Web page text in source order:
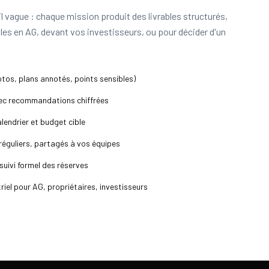
vague : chaque mission produit des livrables structurés,
en AG, devant vos investisseurs, ou pour décider d'un
plans annotés, points sensibles)
recommandations chiffrées
et budget cible
partagés à vos équipes
formel des réserves
pour AG, propriétaires, investisseurs